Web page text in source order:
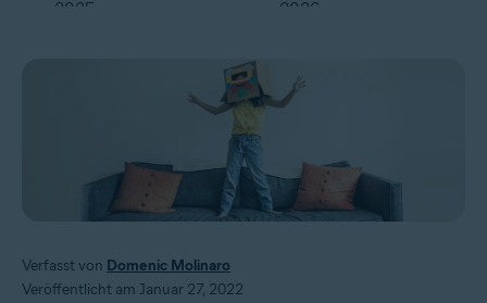
Verfasst von Domenic Molinaro
Veröffentlicht am Januar 27, 2022